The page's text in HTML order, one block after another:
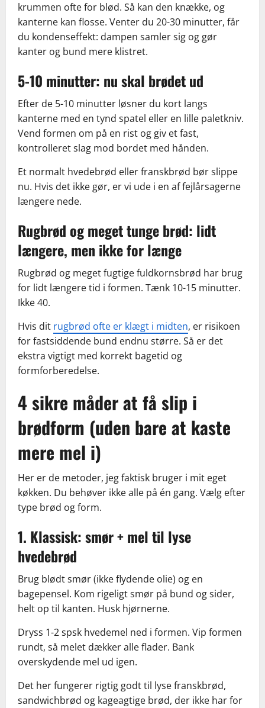
krummen ofte for blød. Så kan den knække, og
kanterne kan flosse. Venter du 20-30 minutter, får
du kondenseffekt: dampen samler sig og gør
kanter og bund mere klistret.
5-10 minutter: nu skal brødet ud
Efter de 5-10 minutter løsner du kort langs
kanterne med en tynd spatel eller en lille paletkniv.
Vend formen om på en rist og giv et fast,
kontrolleret slag mod bordet med hånden.
Et normalt hvedebrød eller franskbrød bør slippe
nu. Hvis det ikke gør, er vi ude i en af fejlårsagerne
længere nede.
Rugbrød og meget tunge brød: lidt
længere, men ikke for længe
Rugbrød og meget fugtige fuldkornsbrød har brug
for lidt længere tid i formen. Tænk 10-15 minutter.
Ikke 40.
Hvis dit rugbrød ofte er klægt i midten, er risikoen
for fastsiddende bund endnu større. Så er det
ekstra vigtigt med korrekt bagetid og
formforberedelse.
4 sikre måder at få slip i
brødform (uden bare at kaste
mere mel i)
Her er de metoder, jeg faktisk bruger i mit eget
køkken. Du behøver ikke alle på én gang. Vælg efter
type brød og form.
1. Klassisk: smør + mel til lyse
hvedebrød
Brug blødt smør (ikke flydende olie) og en
bagepensel. Kom rigeligt smør på bund og sider,
helt op til kanten. Husk hjørnerne.
Dryss 1-2 spsk hvedemel ned i formen. Vip formen
rundt, så melet dækker alle flader. Bank
overskydende mel ud igen.
Det her fungerer rigtig godt til lyse franskbrød,
sandwichbrød og kageagtige brød, der ikke har for